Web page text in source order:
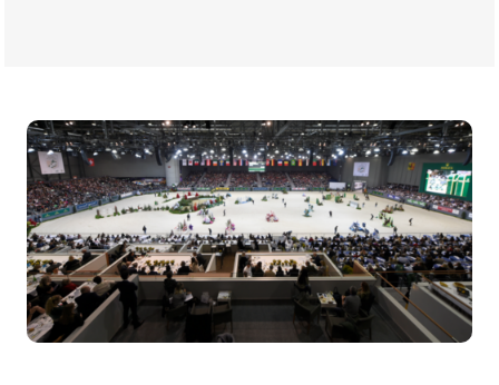
MÉDIAS
FR EN
© 2026 CHI de Genève. Tous droits réservés